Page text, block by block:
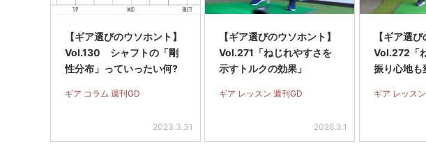
【ギア選びのウソホント】
Vol.130 シャフトの「剛
性分布」っていったい何?
ギア コラム 週刊GD
2023.3.31
【ギア選びのウソホント】
Vol.271「ねじれやすさを
示すトルクの効果」
ギア レッスン 週刊GD
2026.3.1
【ギア選
Vol.272「
振り心地も
ギア レッス